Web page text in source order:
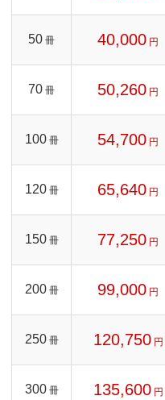
50 冊 40,000 円
70 冊 50,260 円
100 冊 54,700 円
120 冊 65,640 円
150 冊 77,250 円
200 冊 99,000 円
250 冊 120,750 円
300 冊 135,600 円